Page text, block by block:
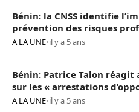
Bénin: la CNSS identifie
prévention des risques
A LA UNE•il y a 5 ans
Bénin: Patrice Talon réagit
sur les « arrestations
A LA UNE•il y a 5 ans